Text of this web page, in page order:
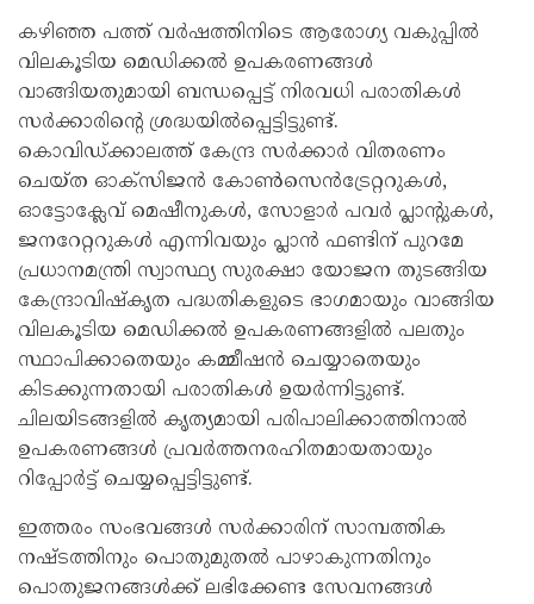
കഴിഞ്ഞ പത്ത് വർഷത്തിനിടെ ആരോഗ്യ വകുപ്പിൽ
വിലകൂടിയ മെഡിക്കൽ ഉപകരണങ്ങൾ
വാങ്ങിയതുമായി ബന്ധപ്പെട്ട് നിരവധി പരാതികൾ
സർക്കാരിന്റെ ശ്രദ്ധയിൽപ്പെട്ടിട്ടുണ്ട്.
കൊവിഡ്ക്കാലത്ത് കേന്ദ്ര സർക്കാർ വിതരണം
ചെയ്ത ഓക്‌സിജൻ കോൺസെൻട്രേറ്ററുകൾ,
ഓട്ടോക്ലേവ് മെഷീനുകൾ, സോളാർ പവർ പ്ലാന്റുകൾ,
ജനറേറ്ററുകൾ എന്നിവയും പ്ലാൻ ഫണ്ടിന് പുറമേ
പ്രധാനമന്ത്രി സ്വാസ്ഥ്യ സുരക്ഷാ യോജന തുടങ്ങിയ
കേന്ദ്രാവിഷ്‌കൃത പദ്ധതികളുടെ ഭാഗമായും വാങ്ങിയ
വിലകൂടിയ മെഡിക്കൽ ഉപകരണങ്ങളിൽ പലതും
സ്ഥാപിക്കാതെയും കമ്മീഷൻ ചെയ്യാതെയും
കിടക്കുന്നതായി പരാതികൾ ഉയർന്നിട്ടുണ്ട്.
ചിലയിടങ്ങളിൽ കൃത്യമായി പരിപാലിക്കാത്തിനാൽ
ഉപകരണങ്ങൾ പ്രവർത്തനരഹിതമായതായും
റിപ്പോർട്ട് ചെയ്യപ്പെട്ടിട്ടുണ്ട്.
ഇത്തരം സംഭവങ്ങൾ സർക്കാരിന് സാമ്പത്തിക
നഷ്ടത്തിനും പൊതുമുതൽ പാഴാകുന്നതിനും
പൊതുജനങ്ങൾക്ക് ലഭിക്കേണ്ട സേവനങ്ങൾ